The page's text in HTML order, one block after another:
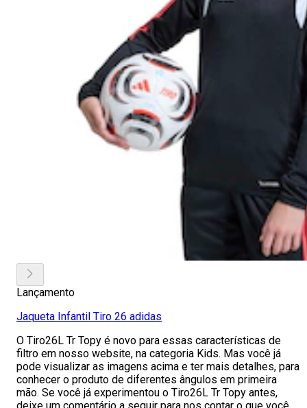
Lançamento
Jaqueta Infantil Tiro 26 adidas
O Tiro26L Tr Topy é novo para essas características de
filtro em nosso website, na categoria Kids. Mas você já
pode visualizar as imagens acima e ter mais detalhes, para
conhecer o produto de diferentes ângulos em primeira
mão. Se você já experimentou o Tiro26L Tr Topy antes,